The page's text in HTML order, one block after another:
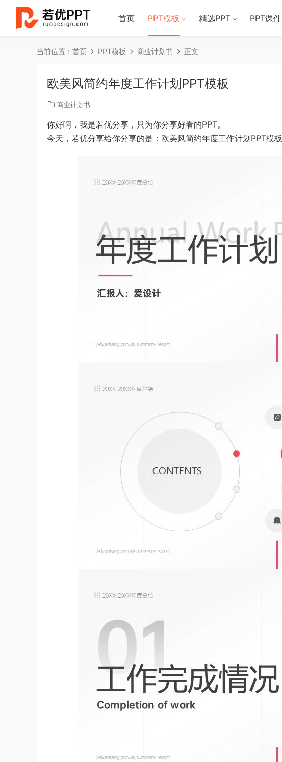
首页 PPT模板 精选PPT PPT课件
当前位置： 首页 PPT模板 商业计划书 正文
欧美风简约年度工作计划PPT模板
商业计划书
你好啊，我是若优分享，只为你分享好看的PPT。
今天，若优分享给你分享的是：欧美风简约年度工作计划PPT模板